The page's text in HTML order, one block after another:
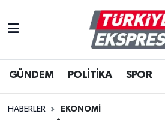
GÜNDEM POLİTİKA SPOR
HABERLER EKONOMİ
İstanbul Nöbetçi Eczaneler
İstanbul Hava Durumu
İstanbul Namaz Vakitleri